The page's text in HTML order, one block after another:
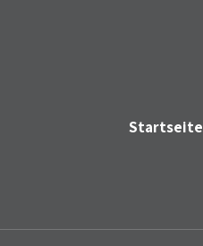
Startseite